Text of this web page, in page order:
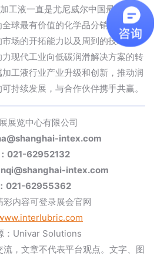
工液一直是尤尼威尔中国最重要的
球最有价值的化学品分销商，我们
场的开拓能力以及周到的技术服
现代工业向低碳润滑解决方案的转
工液行业产业升级和创新，推动润
持续发展，与合作伙伴携手共赢。
展览中心有限公司
intex.com
021-62952132
intex.com
021-62955362
彩内容可登录展会官网
：Univar Solutions
，文章不代表平台观点。文字、图